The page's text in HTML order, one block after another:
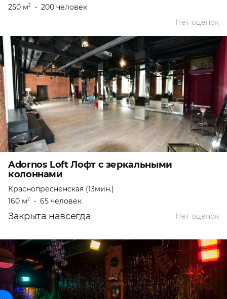
250 м2 • 200 человек
Нет оценок
Adornos Loft Лофт с зеркальными
колоннами
Краснопресненская (13мин.)
160 м2 • 65 человек
Нет оценок
Закрыта навсегда